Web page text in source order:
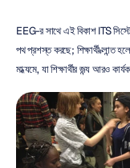
EEG-র সাথে এই বিকাশ ITS
পথ প্রশস্ত করছে; শিক্ষার্থী ক্লান্ত
মাধ্যমে, যা শিক্ষার্থীর জন্য আরও